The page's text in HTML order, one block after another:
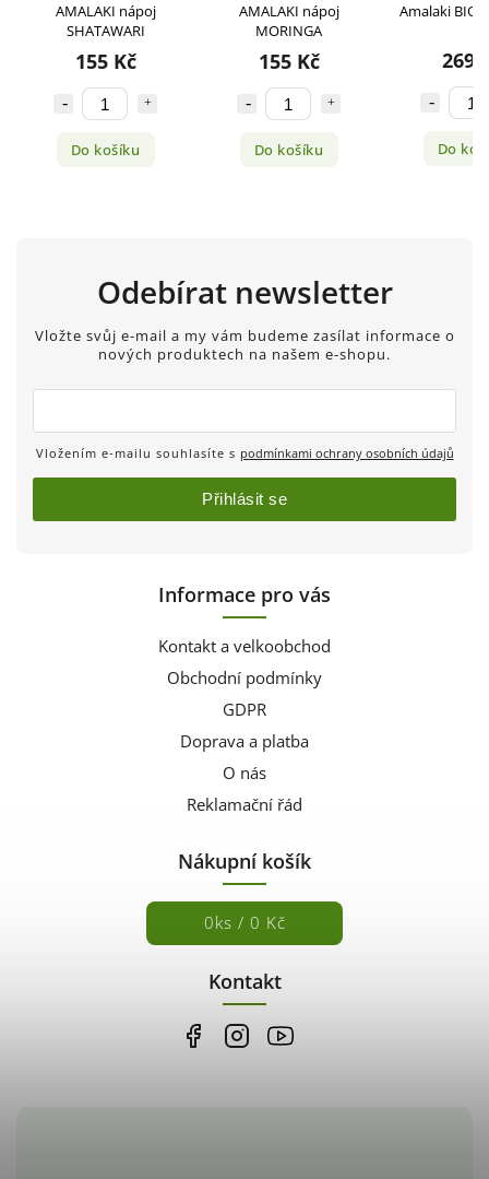
AMALAKI nápoj
SHATAWARI
155 Kč
Do košíku
AMALAKI nápoj
MORINGA
155 Kč
Do košíku
Amalaki BIO
269
Do
Informace pro vás
Kontakt a velkoobchod
Obchodní podmínky
GDPR
Doprava a platba
O nás
Reklamační řád
Nákupní košík
0ks / 0 Kč
Kontakt
Odebírat newsletter
Vložte svůj e-mail a my vám budeme zasílat informace o
nových produktech na našem e-shopu.
Vložením e-mailu souhlasíte s podmínkami ochrany osobních údajů
Přihlásit se